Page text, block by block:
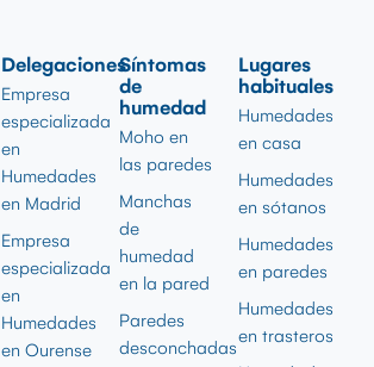
Delegaciones
Empresa
especializada
en
Humedades
en Madrid
Empresa
especializada
en
Humedades
en Ourense
Síntomas
de
humedad
Moho en
las paredes
Manchas
de
humedad
en la pared
Paredes
desconchadas
Lugares
habituales
Humedades
en casa
Humedades
en sótanos
Humedades
en paredes
Humedades
en trasteros